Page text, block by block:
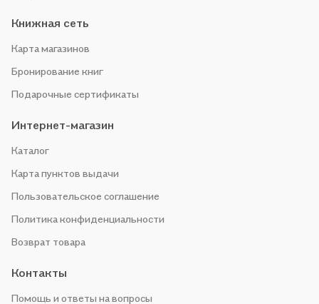
Книжная сеть
Карта магазинов
Бронирование книг
Подарочные сертификаты
Интернет-магазин
Каталог
Карта пунктов выдачи
Пользовательское соглашение
Политика конфиденциальности
Возврат товара
Контакты
Помощь и ответы на вопросы